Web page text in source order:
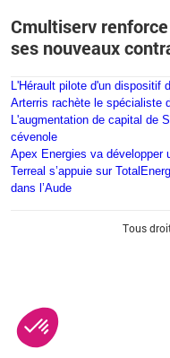
Cmultiserv
ses nouveaux
L'Hérault pilote d'un dispositif
Arterris rachète le spécialiste
L'augmentation de capital de
cévenole
Apex Energies va développer
Terreal s’appuie sur
dans l’Aude
Tous